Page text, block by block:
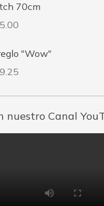
70cm
"Wow"
nuestro Canal